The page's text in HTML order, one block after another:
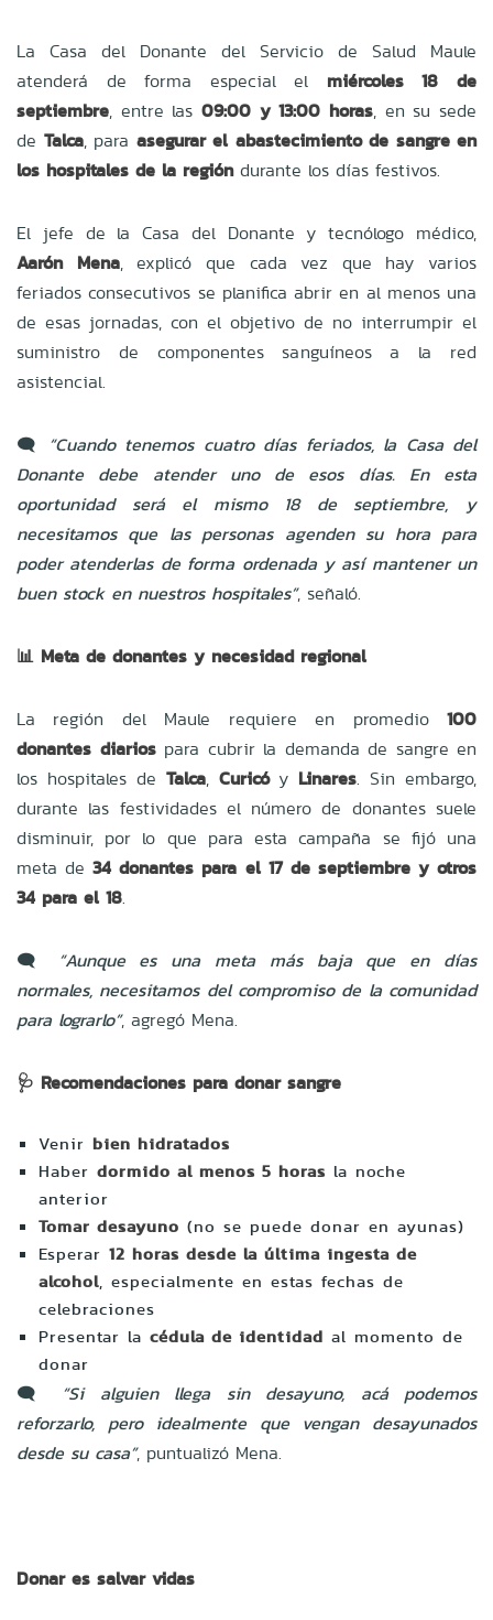
La Casa del Donante del Servicio de Salud Maule
atenderá de forma especial el miércoles 18 de
septiembre, entre las 09:00 y 13:00 horas, en su sede
de Talca, para asegurar el abastecimiento de sangre en
los hospitales de la regióndurante los días festivos.
El jefe de la Casa del Donante y tecnólogo médico,
Aarón Mena, explicó que cada vez que hay varios
feriados consecutivos se planifica abrir en al menos una
de esas jornadas, con el objetivo de no interrumpir el
suministro de componentes sanguíneos a la red
asistencial.
🗨️ “Cuando tenemos cuatro días feriados, la Casa del
Donante debe atender uno de esos días. En esta
oportunidad será el mismo 18 de septiembre, y
necesitamos que las personas agenden su hora para
poder atenderlas de forma ordenada y así mantener un
buen stock en nuestros hospitales”, señaló.
📊 Meta de donantes y necesidad regional
La región del Maule requiere en promedio 100
donantes diariospara cubrir la demanda de sangre en
los hospitales de Talca, Curicóy Linares. Sin embargo,
durante las festividades el número de donantes suele
disminuir, por lo que para esta campaña se fijó una
meta de34 donantes para el 17 de septiembre y otros
34 para el 18.
🗨️
“Aunque es una meta más baja que en días
normales, necesitamos del compromiso de la comunidad
para lograrlo”, agregó Mena.
🩺 Recomendaciones para donar sangre
Venir bien hidratados
Haber dormido al menos 5 horas la noche
anterior
Tomar desayuno (no se puede donar en ayunas)
Esperar 12 horas desde la última ingesta de
alcohol, especialmente en estas fechas de
celebraciones
Presentar la cédula de identidad al momento de
donar
🗨️ “Si alguien llega sin desayuno, acá podemos
reforzarlo, pero idealmente que vengan desayunados
desde su casa”, puntualizó Mena.
Donar es salvar vidas